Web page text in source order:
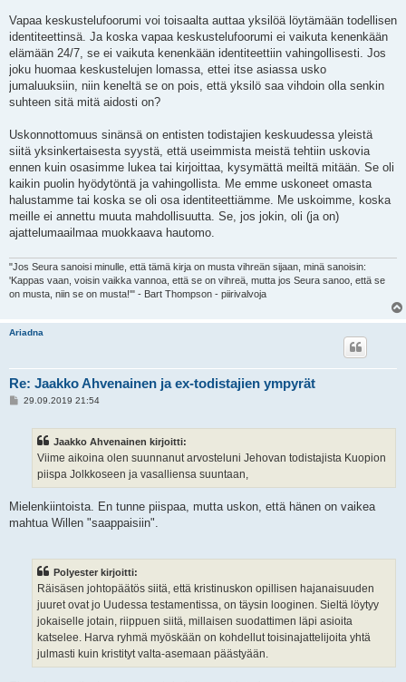
Vapaa keskustelufoorumi voi toisaalta auttaa yksilöä löytämään todellisen
identiteettinsä. Ja koska vapaa keskustelufoorumi ei vaikuta kenenkään
elämään 24/7, se ei vaikuta kenenkään identiteettiin vahingollisesti. Jos
joku huomaa keskustelujen lomassa, ettei itse asiassa usko
jumaluuksiin, niin keneltä se on pois, että yksilö saa vihdoin olla senkin
suhteen sitä mitä aidosti on?
Uskonnottomuus sinänsä on entisten todistajien keskuudessa yleistä
siitä yksinkertaisesta syystä, että useimmista meistä tehtiin uskovia
ennen kuin osasimme lukea tai kirjoittaa, kysymättä meiltä mitään. Se oli
kaikin puolin hyödytöntä ja vahingollista. Me emme uskoneet omasta
halustamme tai koska se oli osa identiteettiämme. Me uskoimme, koska
meille ei annettu muuta mahdollisuutta. Se, jos jokin, oli (ja on)
ajattelumaailmaa muokkaava hautomo.
"Jos Seura sanoisi minulle, että tämä kirja on musta vihreän sijaan, minä sanoisin:
'Kappas vaan, voisin vaikka vannoa, että se on vihreä, mutta jos Seura sanoo, että se
on musta, niin se on musta!'" - Bart Thompson - piirivalvoja
Ariadna
Re: Jaakko Ahvenainen ja ex-todistajien ympyrät
V29.09.2019 21:54
Jaakko Ahvenainen kirjoitti:
Viime aikoina olen suunnanut arvosteluni Jehovan todistajista Kuopion
piispa Jolkkoseen ja vasalliensa suuntaan,
Mielenkiintoista. En tunne piispaa, mutta uskon, että hänen on vaikea
mahtua Willen "saappaisiin".
Polyester kirjoitti:
Räisäsen johtopäätös siitä, että kristinuskon opillisen hajanaisuuden
juuret ovat jo Uudessa testamentissa, on täysin looginen. Sieltä löytyy
jokaiselle jotain, riippuen siitä, millaisen suodattimen läpi asioita
katselee. Harva ryhmä myöskään on kohdellut toisinajattelijoita yhtä
julmasti kuin kristityt valta-asemaan päästyään.